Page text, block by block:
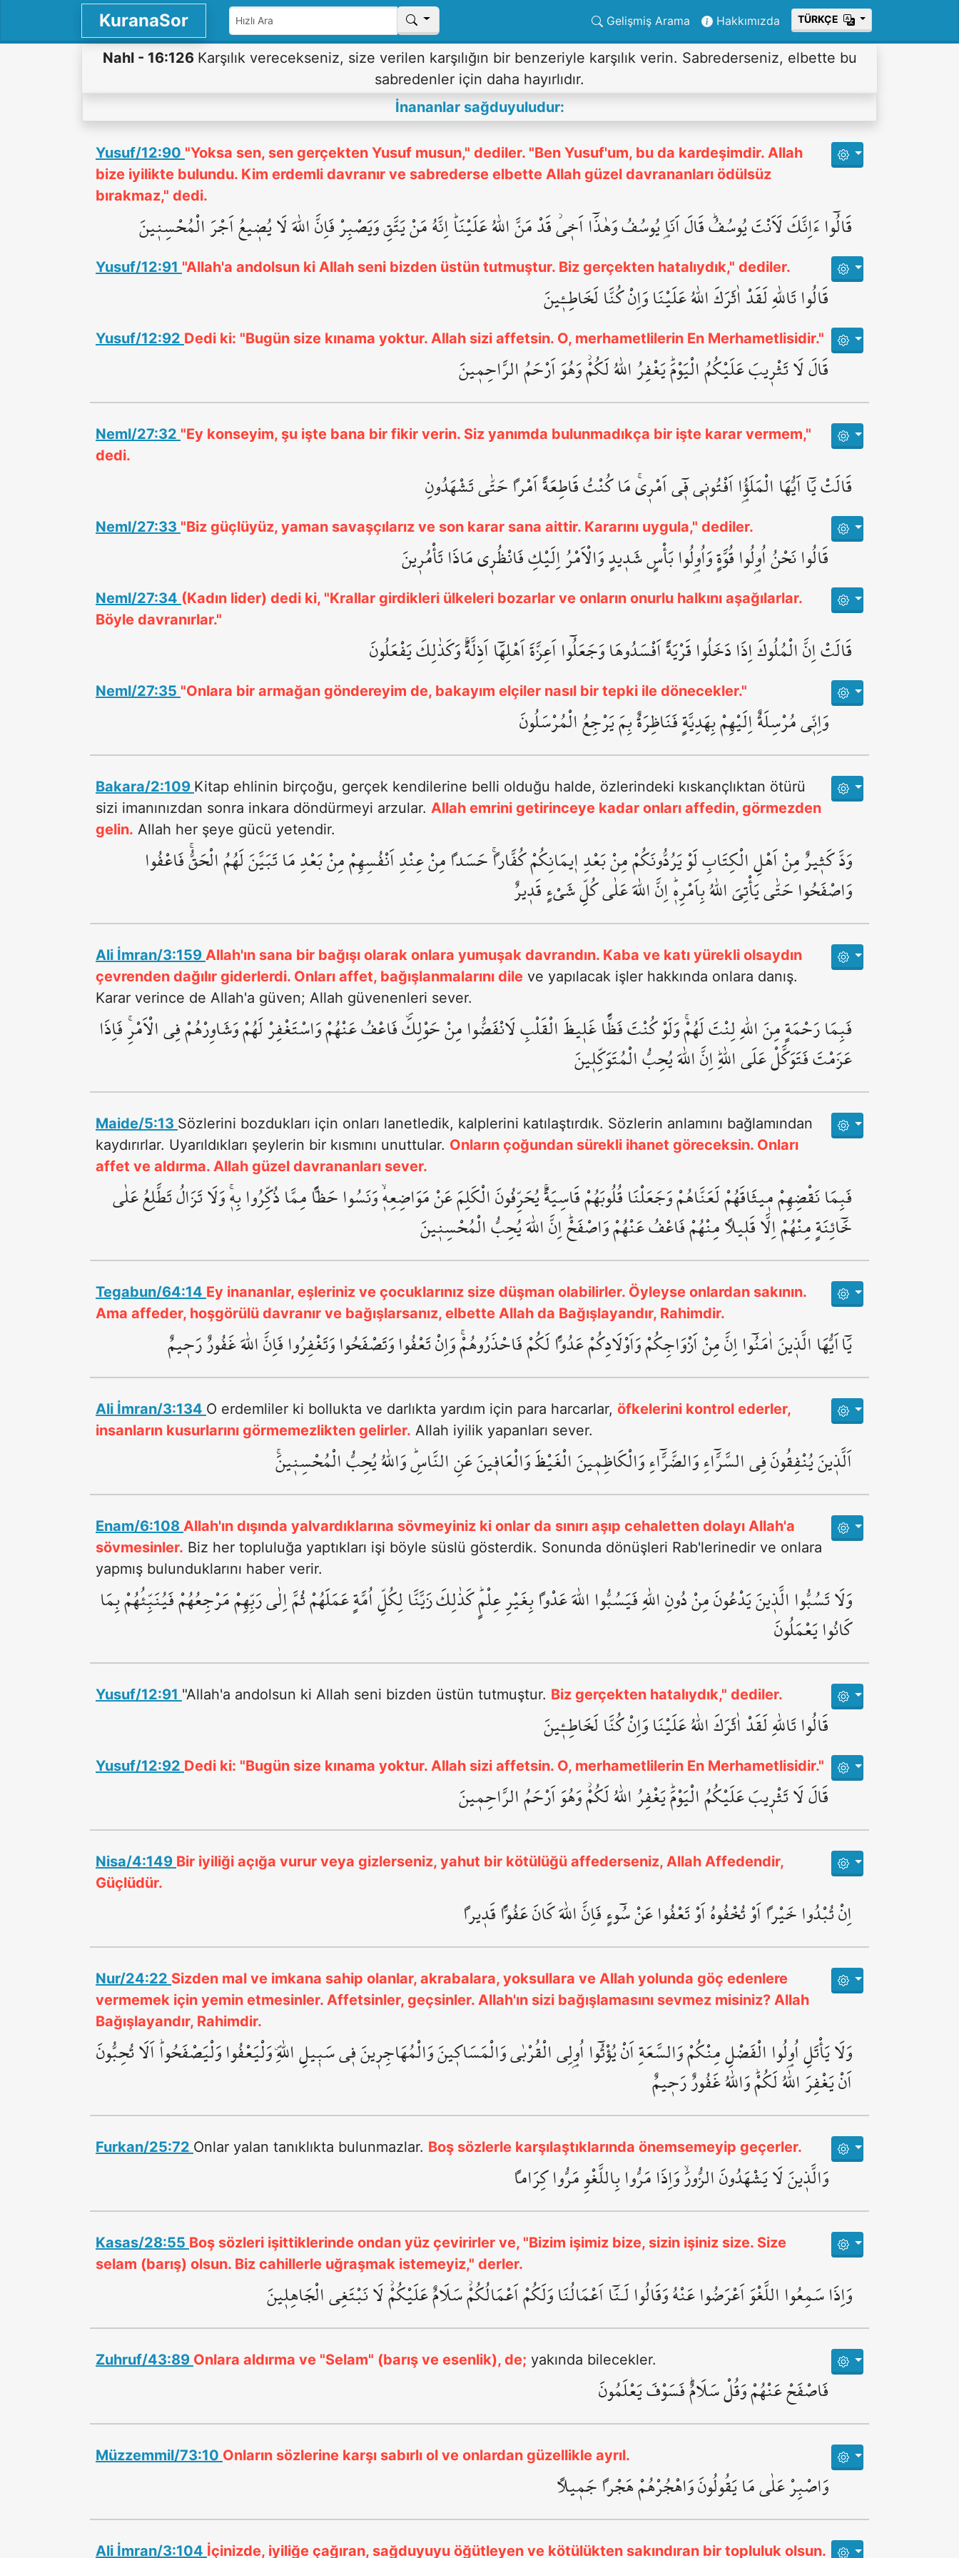
KuranaSor Gelişmiş Arama Hakkımızda ТÜRKÇE
Nahl - 16:126 Karşılık verecekseniz, size verilen karşılığın bir benzeriyle karşılık verin. Sabrederseniz, elbette bu
sabredenler için daha hayırlıdır.
İnananlar sağduyuludur:
Yusuf/12:90 "Yoksa sen, sen gerçekten Yusuf musun," dediler. "Ben Yusuf'um, bu da kardeşimdir. Allah
bize iyilikte bulundu. Kim erdemli davranır ve sabrederse elbette Allah güzel davrananları ödülsüz
bırakmaz," dedi.
قَالُٓوا ءَاِنَّكَ لَاَنْتَ يُوسُفُۜ قَالَ اَنَا۬ يُوسُفُ وَهٰذَٓا اَخ۪يۘ قَدْ مَنَّ اللّٰهُ عَلَيْنَاۜ اِنَّهُ مَنْ يَتَّقِ وَيَصْبِرْ فَاِنَّ اللّٰهَ لَا يُض۪يعُ اَجْرَ الْمُحْسِن۪ينَ
Yusuf/12:91 "Allah'a andolsun ki Allah seni bizden üstün tutmuştur. Biz gerçekten hatalıydık," dediler.
قَالُوا تَاللّٰهِ لَقَدْ اٰثَرَكَ اللّٰهُ عَلَيْنَا وَاِنْ كُنَّا لَخَاطِـ۪ٔينَ
Yusuf/12:92 Dedi ki: "Bugün size kınama yoktur. Allah sizi affetsin. O, merhametlilerin En Merhametlisidir."
قَالَ لَا تَثْر۪يبَ عَلَيْكُمُ الْيَوْمَۜ يَغْفِرُ اللّٰهُ لَكُمْۘ وَهُوَ اَرْحَمُ الرَّاحِم۪ينَ
Neml/27:32 "Ey konseyim, şu işte bana bir fikir verin. Siz yanımda bulunmadıkça bir işte karar vermem,"
dedi.
قَالَتْ يَٓا اَيُّهَا الْمَلَؤُ۬ا اَفْتُون۪ي ف۪ٓي اَمْر۪يۚ مَا كُنْتُ قَاطِعَةً اَمْراً حَتّٰى تَشْهَدُونِ
Neml/27:33 "Biz güçlüyüz, yaman savaşçılarız ve son karar sana aittir. Kararını uygula," dediler.
قَالُوا نَحْنُ اُو۬لُوا قُوَّةٍ وَاُو۬لُوا بَأْسٍ شَد۪يدٍ وَالْاَمْرُ اِلَيْكِ فَانْظُر۪ي مَاذَا تَأْمُر۪ينَ
Neml/27:34 (Kadın lider) dedi ki, "Krallar girdikleri ülkeleri bozarlar ve onların onurlu halkını aşağılarlar.
Böyle davranırlar."
قَالَتْ اِنَّ الْمُلُوكَ اِذَا دَخَلُوا قَرْيَةً اَفْسَدُوهَا وَجَعَلُٓوا اَعِزَّةَ اَهْلِهَٓا اَذِلَّةًۚ وَكَذٰلِكَ يَفْعَلُونَ
Neml/27:35 "Onlara bir armağan göndereyim de, bakayım elçiler nasıl bir tepki ile dönecekler."
وَاِنّ۪ي مُرْسِلَةٌ اِلَيْهِمْ بِهَدِيَّةٍ فَنَاظِرَةٌ بِمَ يَرْجِعُ الْمُرْسَلُونَ
Bakara/2:109 Kitap ehlinin birçoğu, gerçek kendilerine belli olduğu halde, özlerindeki kıskançlıktan ötürü
sizi imanınızdan sonra inkara döndürmeyi arzular. Allah emrini getirinceye kadar onları affedin, görmezden
gelin. Allah her şeye gücü yetendir.
وَدَّ كَث۪يرٌ مِنْ اَهْلِ الْكِتَابِ لَوْ يَرُدُّونَكُمْ مِنْ بَعْدِ ا۪يمَانِكُمْ كُفَّاراًۚ حَسَداً مِنْ عِنْدِ اَنْفُسِهِمْ مِنْ بَعْدِ مَا تَبَيَّنَ لَهُمُ الْحَقُّۚ فَاعْفُوا
وَاصْفَحُوا حَتّٰى يَأْتِيَ اللّٰهُ بِاَمْرِه۪ۜ اِنَّ اللّٰهَ عَلٰى كُلِّ شَيْءٍ قَد۪يرٌ
Ali İmran/3:159 Allah'ın sana bir bağışı olarak onlara yumuşak davrandın. Kaba ve katı yürekli olsaydın
çevrenden dağılır giderlerdi. Onları affet, bağışlanmalarını dile ve yapılacak işler hakkında onlara danış.
Karar verince de Allah'a güven; Allah güvenenleri sever.
فَبِمَا رَحْمَةٍ مِنَ اللّٰهِ لِنْتَ لَهُمْۚ وَلَوْ كُنْتَ فَظًّا غَل۪يظَ الْقَلْبِ لَانْفَضُّوا مِنْ حَوْلِكَۖ فَاعْفُ عَنْهُمْ وَاسْتَغْفِرْ لَهُمْ وَشَاوِرْهُمْ فِي الْاَمْرِۚ فَاِذَا
عَزَمْتَ فَتَوَكَّلْ عَلَى اللّٰهِۜ اِنَّ اللّٰهَ يُحِبُّ الْمُتَوَكِّل۪ينَ
Maide/5:13 Sözlerini bozdukları için onları lanetledik, kalplerini katılaştırdık. Sözlerin anlamını bağlamından
kaydırırlar. Uyarıldıkları şeylerin bir kısmını unuttular. Onların çoğundan sürekli ihanet göreceksin. Onları
affet ve aldırma. Allah güzel davrananları sever.
فَبِمَا نَقْضِهِمْ م۪يثَاقَهُمْ لَعَنَّاهُمْ وَجَعَلْنَا قُلُوبَهُمْ قَاسِيَةًۚ يُحَرِّفُونَ الْكَلِمَ عَنْ مَوَاضِعِه۪ۙ وَنَسُوا حَظاًّ مِمَّا ذُكِّرُوا بِه۪ۚ وَلَا تَزَالُ تَطَّلِعُ عَلٰى
خَٓائِنَةٍ مِنْهُمْ اِلَّا قَل۪يلاً مِنْهُمْ فَاعْفُ عَنْهُمْ وَاصْفَحْۜ اِنَّ اللّٰهَ يُحِبُّ الْمُحْسِن۪ينَ
Tegabun/64:14 Ey inananlar, eşleriniz ve çocuklarınız size düşman olabilirler. Öyleyse onlardan sakının.
Ama affeder, hoşgörülü davranır ve bağışlarsanız, elbette Allah da Bağışlayandır, Rahimdir.
يَٓا اَيُّهَا الَّذ۪ينَ اٰمَنُٓوا اِنَّ مِنْ اَزْوَاجِكُمْ وَاَوْلَادِكُمْ عَدُواًّ لَكُمْ فَاحْذَرُوهُمْۚ وَاِنْ تَعْفُوا وَتَصْفَحُوا وَتَغْفِرُوا فَاِنَّ اللّٰهَ غَفُورٌ رَح۪يمٌ
Ali İmran/3:134 O erdemliler ki bollukta ve darlıkta yardım için para harcarlar, öfkelerini kontrol ederler,
insanların kusurlarını görmemezlikten gelirler. Allah iyilik yapanları sever.
اَلَّذ۪ينَ يُنْفِقُونَ فِي السَّرَّٓاءِ وَالضَّرَّٓاءِ وَالْكَاظِم۪ينَ الْغَيْظَ وَالْعَاف۪ينَ عَنِ النَّاسِۜ وَاللّٰهُ يُحِبُّ الْمُحْسِن۪ينَۚ
Enam/6:108 Allah'ın dışında yalvardıklarına sövmeyiniz ki onlar da sınırı aşıp cehaletten dolayı Allah'a
sövmesinler. Biz her topluluğa yaptıkları işi böyle süslü gösterdik. Sonunda dönüşleri Rab'lerinedir ve onlara
yapmış bulunduklarını haber verir.
وَلَا تَسُبُّوا الَّذ۪ينَ يَدْعُونَ مِنْ دُونِ اللّٰهِ فَيَسُبُّوا اللّٰهَ عَدْواً بِغَيْرِ عِلْمٍۜ كَذٰلِكَ زَيَّنَّا لِكُلِّ اُمَّةٍ عَمَلَهُمْ ثُمَّ اِلٰى رَبِّهِمْ مَرْجِعُهُمْ فَيُنَبِّئُهُمْ بِمَا
كَانُوا يَعْمَلُونَ
Yusuf/12:91 "Allah'a andolsun ki Allah seni bizden üstün tutmuştur. Biz gerçekten hatalıydık," dediler.
قَالُوا تَاللّٰهِ لَقَدْ اٰثَرَكَ اللّٰهُ عَلَيْنَا وَاِنْ كُنَّا لَخَاطِـ۪ٔينَ
Yusuf/12:92 Dedi ki: "Bugün size kınama yoktur. Allah sizi affetsin. O, merhametlilerin En Merhametlisidir."
قَالَ لَا تَثْر۪يبَ عَلَيْكُمُ الْيَوْمَۜ يَغْفِرُ اللّٰهُ لَكُمْۘ وَهُوَ اَرْحَمُ الرَّاحِم۪ينَ
Nisa/4:149 Bir iyiliği açığa vurur veya gizlerseniz, yahut bir kötülüğü affederseniz, Allah Affedendir,
Güçlüdür.
اِنْ تُبْدُوا خَيْراً اَوْ تُخْفُوهُ اَوْ تَعْفُوا عَنْ سُٓوءٍ فَاِنَّ اللّٰهَ كَانَ عَفُواًّ قَد۪يراً
Nur/24:22 Sizden mal ve imkana sahip olanlar, akrabalara, yoksullara ve Allah yolunda göç edenlere
vermemek için yemin etmesinler. Affetsinler, geçsinler. Allah'ın sizi bağışlamasını sevmez misiniz? Allah
Bağışlayandır, Rahimdir.
وَلَا يَأْتَلِ اُو۬لُوا الْفَضْلِ مِنْكُمْ وَالسَّعَةِ اَنْ يُؤْتُٓوا اُو۬لِي الْقُرْبٰى وَالْمَسَاك۪ينَ وَالْمُهَاجِر۪ينَ ف۪ي سَب۪يلِ اللّٰهِۖ وَلْيَعْفُوا وَلْيَصْفَحُواۜ اَلَا تُحِبُّونَ
اَنْ يَغْفِرَ اللّٰهُ لَكُمْۜ وَاللّٰهُ غَفُورٌ رَح۪يمٌ
Furkan/25:72 Onlar yalan tanıklıkta bulunmazlar. Boş sözlerle karşılaştıklarında önemsemeyip geçerler.
وَالَّذ۪ينَ لَا يَشْهَدُونَ الزُّورَۙ وَاِذَا مَرُّوا بِاللَّغْوِ مَرُّوا كِرَاماً
Kasas/28:55 Boş sözleri işittiklerinde ondan yüz çevirirler ve, "Bizim işimiz bize, sizin işiniz size. Size
selam (barış) olsun. Biz cahillerle uğraşmak istemeyiz," derler.
وَاِذَا سَمِعُوا اللَّغْوَ اَعْرَضُوا عَنْهُ وَقَالُوا لَـنَٓا اَعْمَالُنَا وَلَكُمْ اَعْمَالُكُمْۘ سَلَامٌ عَلَيْكُمْۘ لَا نَبْتَغِي الْجَاهِل۪ينَ
Zuhruf/43:89 Onlara aldırma ve "Selam" (barış ve esenlik), de; yakında bilecekler.
فَاصْفَحْ عَنْهُمْ وَقُلْ سَلَامٌۜ فَسَوْفَ يَعْلَمُونَ
Müzzemmil/73:10 Onların sözlerine karşı sabırlı ol ve onlardan güzellikle ayrıl.
وَاصْبِرْ عَلٰى مَا يَقُولُونَ وَاهْجُرْهُمْ هَجْراً جَم۪يلاً
Ali İmran/3:104 İçinizde, iyiliğe çağıran, sağduyuyu öğütleyen ve kötülükten sakındıran bir topluluk olsun.